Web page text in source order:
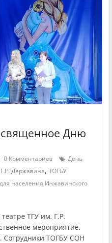
Дню
0 Комментариев
День
Державина, ТОГБУ
населения Инжавинского
ТГУ им. Г.Р.
мероприятие,
ТОГБУ СОН